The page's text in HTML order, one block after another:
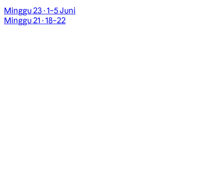
Minggu 23 · 1–5 Juni
Minggu 21 · 18–22